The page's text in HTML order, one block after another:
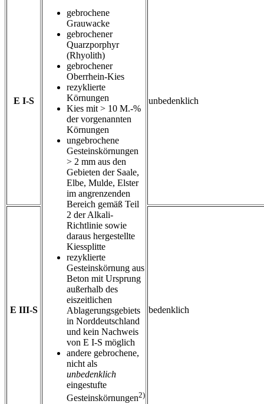
E I-S
gebrochene
Grauwacke
gebrochener
Quarzporphyr
(Rhyolith)
gebrochener
Oberrhein-Kies
rezyklierte
Körnungen
Kies mit > 10 M.-%
der vorgenannten
Körnungen
ungebrochene
Gesteinskörnungen
> 2 mm aus den
Gebieten der Saale,
Elbe, Mulde, Elster
im angrenzenden
Bereich gemäß Teil
2 der Alkali-
Richtlinie sowie
daraus hergestellte
Kiessplitte
rezyklierte
Gesteinskörnung aus
Beton mit Ursprung
außerhalb des
eiszeitlichen
Ablagerungsgebiets
in Norddeutschland
und kein Nachweis
von E I-S möglich
andere gebrochene,
nicht als
unbedenklich
eingestufte
Gesteinskörnungen2)
unbedenklich
E III-S bedenklich